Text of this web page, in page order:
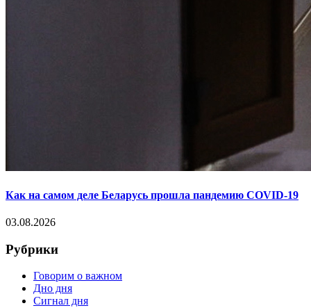
Как на самом деле Беларусь прошла пандемию COVID-19
03.08.2026
Рубрики
Говорим о важном
Дно дня
Сигнал дня